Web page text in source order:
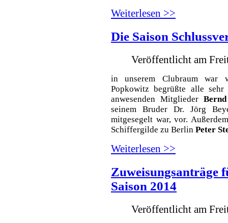
Weiterlesen >>
Die Saison
Veröffentlicht am
in unserem Clubraum war
Popkowitz begrüßte alle
anwesenden Mitglieder Bernd
seinem Bruder Dr. Jörg
mitgesegelt war, vor.
Schiffergilde zu Berlin Peter
Weiterlesen >>
Zuweisungsanträge
Saison 2014
Veröffentlicht am